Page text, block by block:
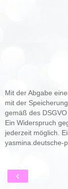
Mit der Abgabe
mit der
gemäß des
Ein Widerspruch
jederzeit möglich.
yasmina.deutsche-
‹